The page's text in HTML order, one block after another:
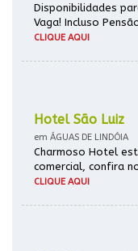
Disponibilidades
Vaga! Incluso
CLIQUE AQUI
Hotel São Luiz
em ÁGUAS DE LINDÓIA
Charmoso Hotel
comercial, confira
CLIQUE AQUI